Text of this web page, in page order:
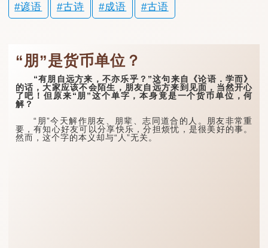
谚语 古诗 成语 古语
“朋”是货币单位？
“有朋自远方来，不亦乐乎？”这句来自《论语．学而》
的话，大家应该不会陌生，朋友自远方来到见面，当然开心
了吧！但原来“朋”这个单字，本身竟是一个货币单位，何
解？
“朋”今天解作朋友、朋辈、志同道合的人。朋友非常重
要，有知心好友可以分享快乐，分担烦忧，是很美好的事。
然而，这个字的本义却与“人”无关。